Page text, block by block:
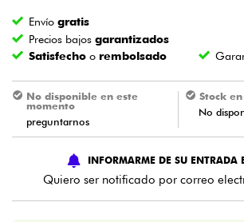
Vientos
Niños
Cables & Acces.
HiFi
Envíogratis
Precios bajosgarantizados
Satisfecho o rembolsado
No disponible en este
momento
preguntarnos
Stock
No
INFORMARME DE SU ENTRADA
Quiero ser notificado por correo